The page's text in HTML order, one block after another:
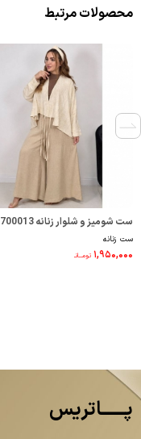
محصولات مرتبط
ست شومیز و شلوار زنانه 4700013
ست زنانه
۱,۹۵۰,۰۰۰ تومــانـ
پــــــاتریس